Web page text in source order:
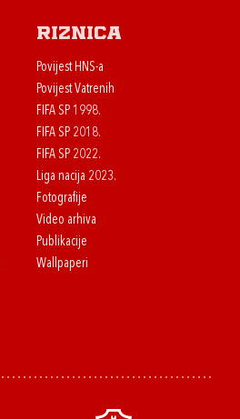
Riznica
Povijest HNS-a
Povijest Vatrenih
FIFA SP 1998.
FIFA SP 2018.
FIFA SP 2022.
Liga nacija 2023.
Fotografije
Video arhiva
Publikacije
Wallpaperi